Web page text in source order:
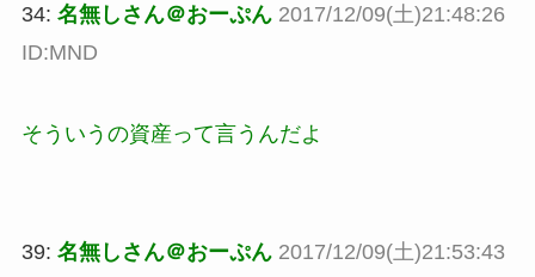
34: 名無しさん＠おーぷん 2017/12/09(土)21:48:26
ID:MND
そういうの資産って言うんだよ
39: 名無しさん＠おーぷん 2017/12/09(土)21:53:43